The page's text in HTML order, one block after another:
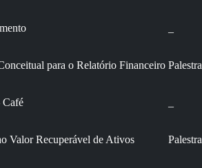
para o Relatório Financeiro
Café
Valor Recuperável de Ativos